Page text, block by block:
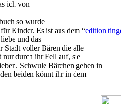
ich von
so wurde
Kinder. Es ist aus dem “edition
und das
Stadt voller Bären die alle
nur durch ihr Fell auf, sie
Schwule Bärchen gehen in
beiden könnt ihr in dem